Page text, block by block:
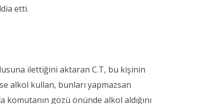
etti.
ilettiğini aktaran C.T, bu kişinin
alkol kullan, bunları yapmazsan
gözü önünde alkol aldığını